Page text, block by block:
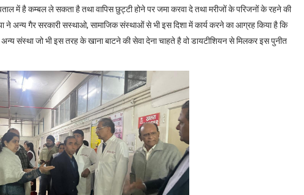
में है कम्बल ले सकता है तथा वापिस छुट्टी होने पर जमा करवा दे तथा मरीजों के परिजनों के रहने की
ने अन्य गैर सरकारी सस्थाओ, सामाजिक संस्थाओं से भी इस दिशा में कार्य करने का आग्रह किया है कि
व अन्य संस्था जो भी इस तरह के खाना बाटने की सेवा देना चाहते है वो डायटीशियन से मिलकर इस पुनीत